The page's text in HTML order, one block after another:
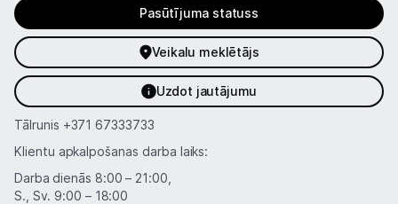
Pasūtījuma statuss
Veikalu meklētājs
Uzdot jautājumu
Tālrunis +371 67333733
Klientu apkalpošanas darba laiks:
Darba dienās 8:00 – 21:00,
S., Sv. 9:00 – 18:00